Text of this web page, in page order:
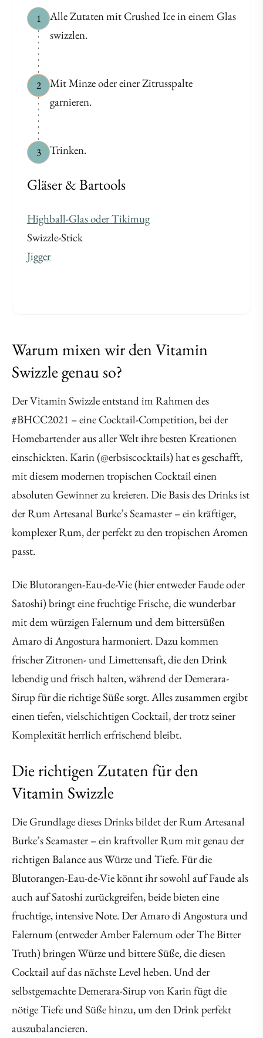
1
Alle Zutaten mit Crushed Ice in einem Glas
swizzlen.
2
Mit Minze oder einer Zitrusspalte
garnieren.
3 Trinken.
Gläser & Bartools
Highball-Glas oder Tikimug
Swizzle-Stick
Jigger
Warum mixen wir den Vitamin
Swizzle genau so?
Der Vitamin Swizzle entstand im Rahmen des
#BHCC2021 – eine Cocktail-Competition, bei der
Homebartender aus aller Welt ihre besten Kreationen
einschickten. Karin (@erbsiscocktails) hat es geschafft,
mit diesem modernen tropischen Cocktail einen
absoluten Gewinner zu kreieren. Die Basis des Drinks ist
der Rum Artesanal Burke’s Seamaster – ein kräftiger,
komplexer Rum, der perfekt zu den tropischen Aromen
passt.
Die Blutorangen-Eau-de-Vie (hier entweder Faude oder
Satoshi) bringt eine fruchtige Frische, die wunderbar
mit dem würzigen Falernum und dem bittersüßen
Amaro di Angostura harmoniert. Dazu kommen
frischer Zitronen- und Limettensaft, die den Drink
lebendig und frisch halten, während der Demerara-
Sirup für die richtige Süße sorgt. Alles zusammen ergibt
einen tiefen, vielschichtigen Cocktail, der trotz seiner
Komplexität herrlich erfrischend bleibt.
Die richtigen Zutaten für den
Vitamin Swizzle
Die Grundlage dieses Drinks bildet der Rum Artesanal
Burke’s Seamaster – ein kraftvoller Rum mit genau der
richtigen Balance aus Würze und Tiefe. Für die
Blutorangen-Eau-de-Vie könnt ihr sowohl auf Faude als
auch auf Satoshi zurückgreifen, beide bieten eine
fruchtige, intensive Note. Der Amaro di Angostura und
Falernum (entweder Amber Falernum oder The Bitter
Truth) bringen Würze und bittere Süße, die diesen
Cocktail auf das nächste Level heben. Und der
selbstgemachte Demerara-Sirup von Karin fügt die
nötige Tiefe und Süße hinzu, um den Drink perfekt
auszubalancieren.